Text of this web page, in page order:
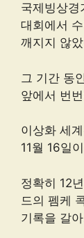
국제빙상
대회에서
깨지지 않
그 기간 동
앞에서 번
이상화 세
11월 16일
정확히 12
드의 펨케
기록을 갈